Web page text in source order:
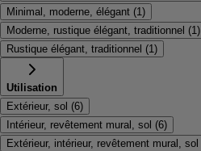
Minimal, moderne, élégant (1)
Moderne, rustique élégant, traditionnel (1)
Rustique élégant, traditionnel (1)
Utilisation
Extérieur, sol (6)
Intérieur, revêtement mural, sol (6)
Extérieur, intérieur, revêtement mural, sol